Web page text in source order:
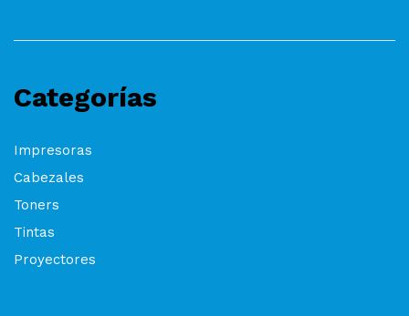
Categorías
Impresoras
Cabezales
Toners
Tintas
Proyectores